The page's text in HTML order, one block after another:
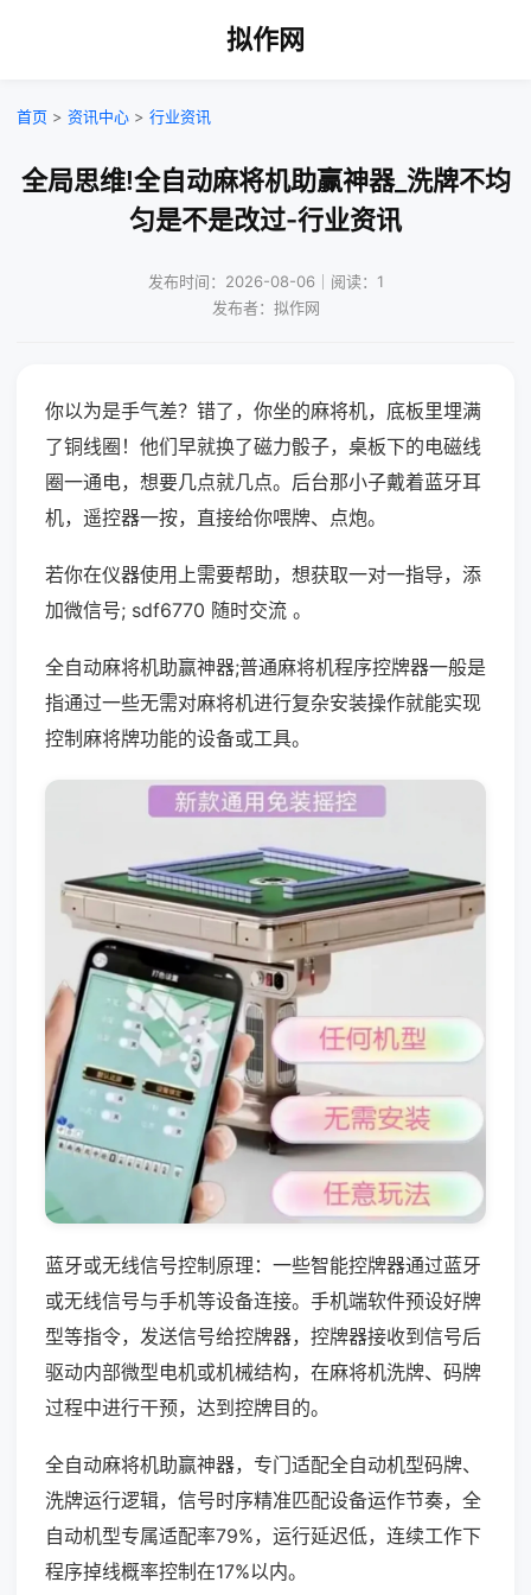
拟作网
首页 > 资讯中心 > 行业资讯
全局思维!全自动麻将机助赢神器_洗牌不均
匀是不是改过-行业资讯
发布时间：2026-08-06｜阅读：1
发布者：拟作网
你以为是手气差？错了，你坐的麻将机，底板里埋满
了铜线圈！他们早就换了磁力骰子，桌板下的电磁线
圈一通电，想要几点就几点。后台那小子戴着蓝牙耳
机，遥控器一按，直接给你喂牌、点炮。
若你在仪器使用上需要帮助，想获取一对一指导，添
加微信号; sdf6770 随时交流 。
全自动麻将机助赢神器;普通麻将机程序控牌器一般是
指通过一些无需对麻将机进行复杂安装操作就能实现
控制麻将牌功能的设备或工具。
蓝牙或无线信号控制原理：一些智能控牌器通过蓝牙
或无线信号与手机等设备连接。手机端软件预设好牌
型等指令，发送信号给控牌器，控牌器接收到信号后
驱动内部微型电机或机械结构，在麻将机洗牌、码牌
过程中进行干预，达到控牌目的。
全自动麻将机助赢神器，专门适配全自动机型码牌、
洗牌运行逻辑，信号时序精准匹配设备运作节奏，全
自动机型专属适配率79%，运行延迟低，连续工作下
程序掉线概率控制在17%以内。